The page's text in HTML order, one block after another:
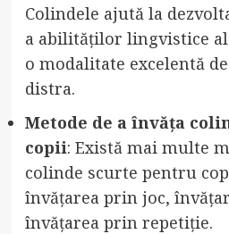
Colindele ajută la
a abilităților lingvistice
o modalitate excelentă
distra.
Metode de a învăța
copii: Există mai multe
colinde scurte pentru
învățarea prin joc,
învățarea prin repetiție.